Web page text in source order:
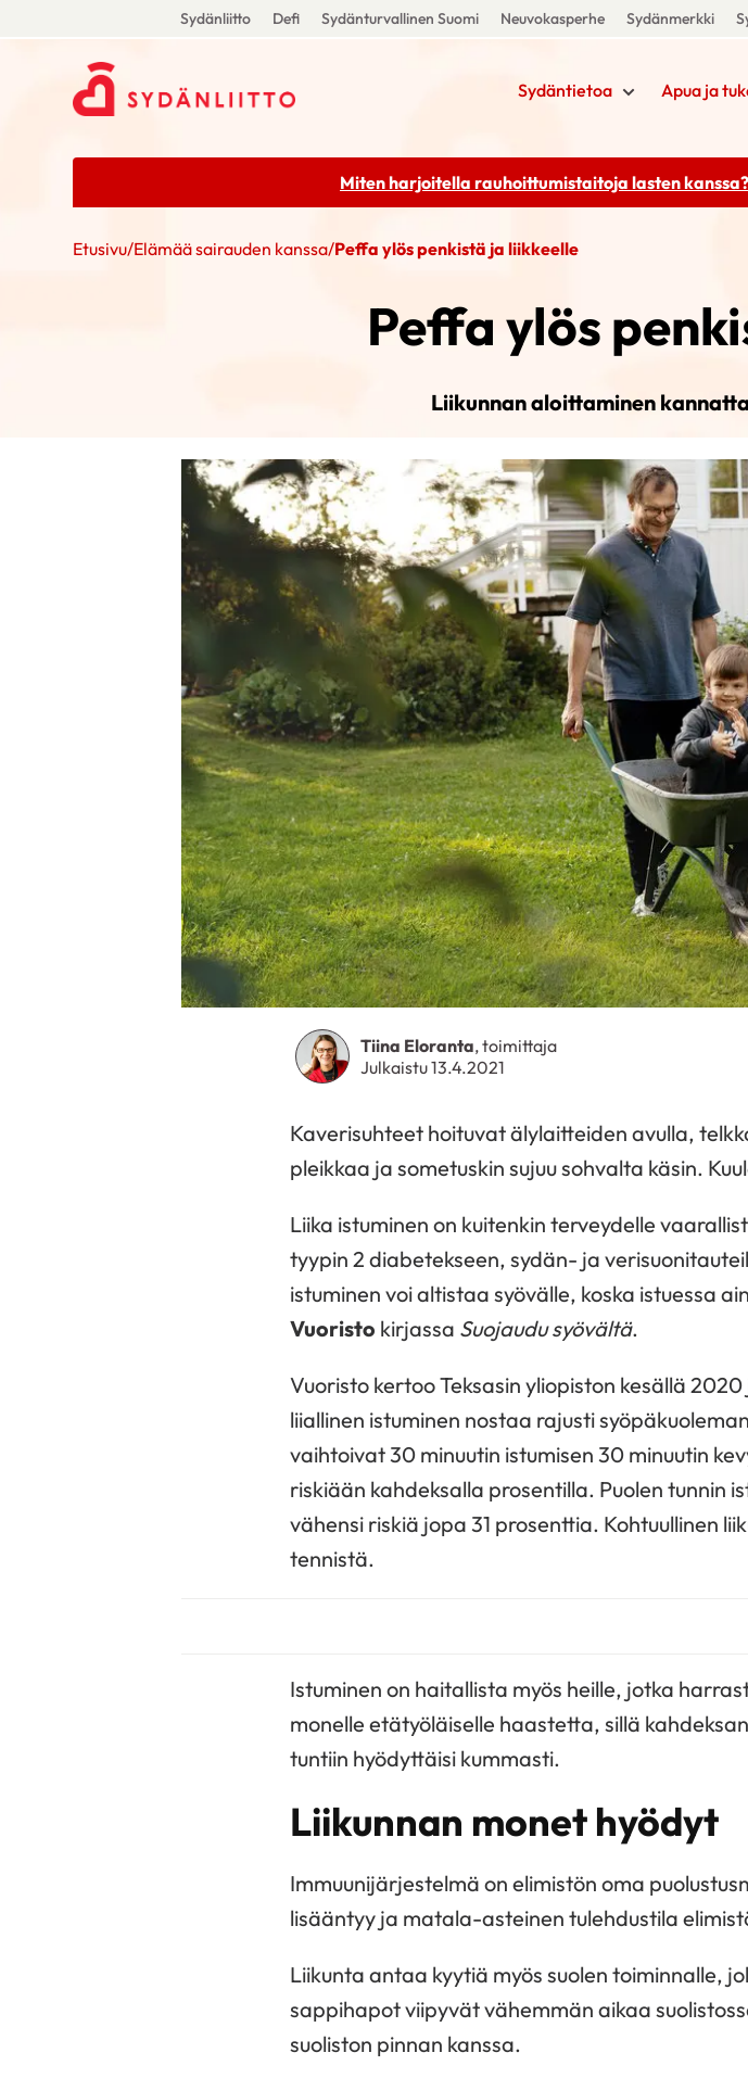
Sydänliitto Defi Sydänturvallinen Suomi Neuvokasperhe Sydänmerkki
Sydäntietoa Apua ja
Miten harjoitella rauhoittumistaitoja lasten
Etusivu/Elämää sairauden kanssa/Peffa ylös penkistä ja liikkeelle
Peffa ylös
Liikunnan aloittaminen
Tiina Eloranta, toimittaja
Julkaistu 13.4.2021
Kaverisuhteet hoituvat älylaitteiden avulla,
pleikkaa ja sometuskin sujuu sohvalta käsin.
Liika istuminen on kuitenkin terveydelle
tyypin 2 diabetekseen, sydän- ja
istuminen voi altistaa syövälle, koska istuessa
Vuoristo kirjassa Suojaudu syövältä.
Vuoristo kertoo Teksasin yliopiston kesällä
liiallinen istuminen nostaa rajusti
vaihtoivat 30 minuutin istumisen 30 minuutin
riskiään kahdeksalla prosentilla. Puolen tunnin
vähensi riskiä jopa 31 prosenttia. Kohtuullinen
tennistä.
Istuminen on haitallista myös heille, jotka
monelle etätyöläiselle haastetta, sillä
tuntiin hyödyttäisi kummasti.
Liikunnan monet hyödyt
Immuunijärjestelmä on elimistön oma
lisääntyy ja matala-asteinen tulehdustila
Liikunta antaa kyytiä myös suolen toiminnalle,
sappihapot viipyvät vähemmän aikaa
suoliston pinnan kanssa.